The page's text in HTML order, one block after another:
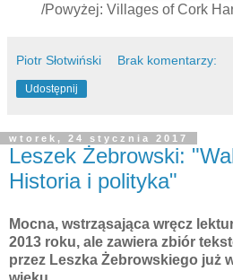
/Powyżej: Villages of Cork
Piotr Słotwiński Brak komentarzy:
Udostępnij
wtorek, 24 stycznia 2017
Leszek Żebrowski:
Historia i polityka"
Mocna, wstrząsająca wręcz
2013 roku, ale zawiera zbiór
przez Leszka Żebrowskiego już